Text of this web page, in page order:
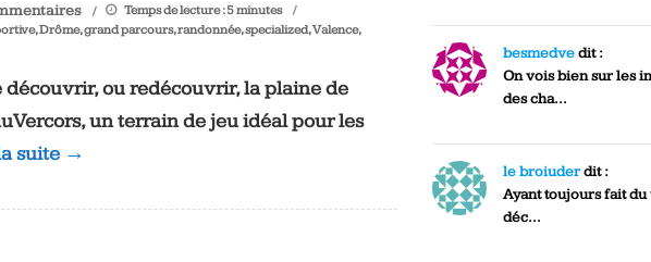
Temps de lecture : 5minutes
,Drôme,grand parcours,randonnée,specialized,Valence,
ou redécouvrir, la plaine de
Vercors, un terrain de jeu idéal pour les
suite →
besmedvedit :
On vois bien sur les
des cha...
le broiuderdit :
Ayant toujours fait
déc...